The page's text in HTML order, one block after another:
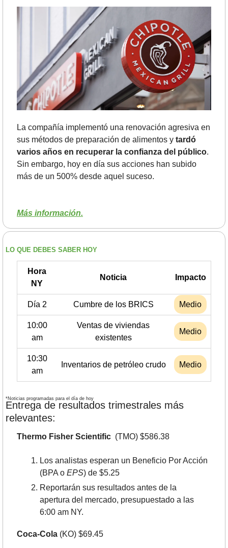
La compañía implementó una renovación agresiva en
sus métodos de preparación de alimentos y tardó
varios años en recuperar la confianza del público.
Sin embargo, hoy en día sus acciones han subido
más de un 500% desde aquel suceso.
Más información.
LO QUE DEBES SABER HOY
Hora
NY
Noticia Impacto
Día 2 Cumbre de los BRICS Medio
10:00
am
Ventas de viviendas
existentes
Medio
10:30
am
Inventarios de petróleo crudo Medio
*Noticias programadas para el día de hoy
Entrega de resultados trimestrales más
relevantes:
Thermo Fisher Scientific (TMO) $586.38
Los analistas esperan un Beneficio Por Acción
(BPA o EPS) de $5.25
Reportarán sus resultados antes de la
apertura del mercado, presupuestado a las
6:00 am NY.
Coca-Cola (KO) $69.45